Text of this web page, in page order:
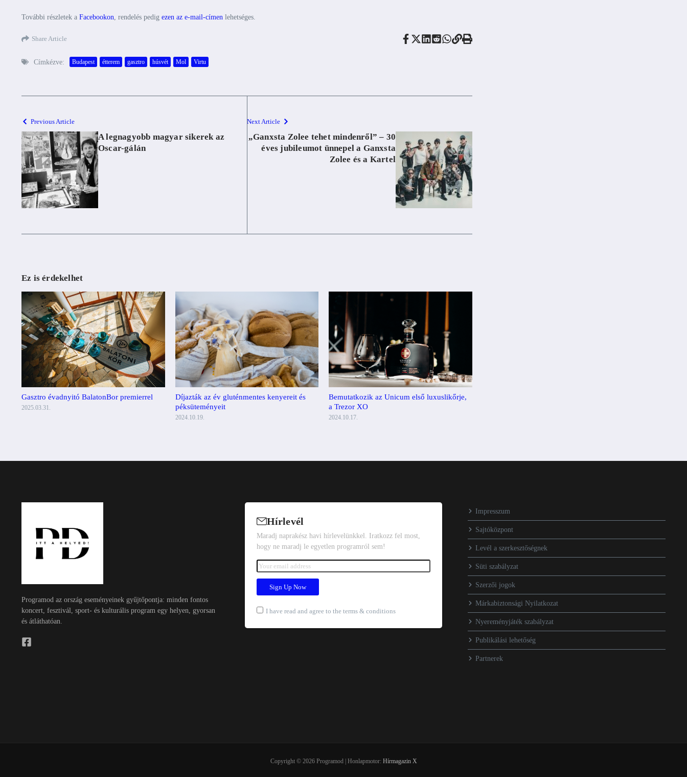
További részletek a Facebookon , rendelés pedig ezen az e-mail-címen lehetséges.
Share Article
Címkézve: Budapest étterem gasztro húsvét Mol Virtu
Previous Article
A legnagyobb magyar sikerek az
Oscar-gálán
Next Article
„Ganxsta Zolee tehet mindenről” – 30
éves jubileumot ünnepel a Ganxsta
Zolee és a Kartel
Ez is érdekelhet
Gasztro évadnyitó BalatonBor premierrel
2025.03.31.
Díjazták az év gluténmentes kenyereit és
péksüteményeit
2024.10.19.
Bemutatkozik az Unicum első luxuslikőrje,
a Trezor XO
2024.10.17.
Programod az ország eseményeinek gyűjtőpontja: minden fontos
koncert, fesztivál, sport- és kulturális program egy helyen, gyorsan
és átláthatóan.
Hírlevél
Maradj naprakész havi hírlevelünkkel. Iratkozz fel most,
hogy ne maradj le egyetlen programról sem!
I have read and agree to the terms & conditions
Impresszum
Sajtóközpont
Levél a szerkesztőségnek
Süti szabályzat
Szerzői jogok
Márkabiztonsági Nyilatkozat
Nyereményjáték szabályzat
Publikálási lehetőség
Partnerek
Copyright © 2026 Programod | Honlapmotor: Hírmagazin X